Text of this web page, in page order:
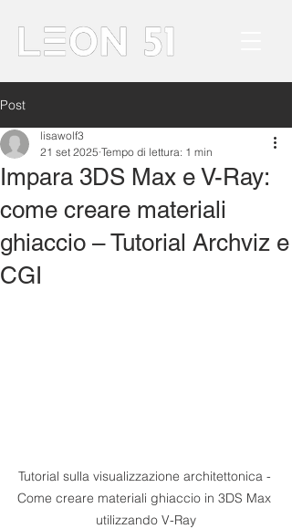
Post
Impara 3DS Max e V-Ray:
come creare materiali
ghiaccio – Tutorial Archviz e
CGI
lisawolf3
21 set 2025 Tempo di lettura: 1 min
Tutorial sulla visualizzazione architettonica -
Come creare materiali ghiaccio in 3DS Max
utilizzando V-Ray